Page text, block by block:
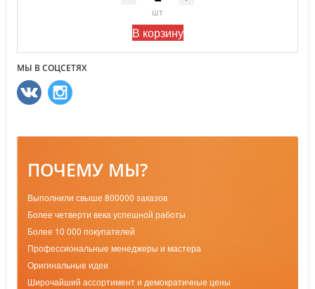
шт
В корзину
МЫ В СОЦСЕТЯХ
ПОЧЕМУ МЫ?
Выполнили свыше 800000 заказов
Более четверти века успешной работы
Более 10 000 покупателей
Профессиональные менеджеры и мастера
Оригинальные идеи
Широчайший ассортимент и демократичные цены